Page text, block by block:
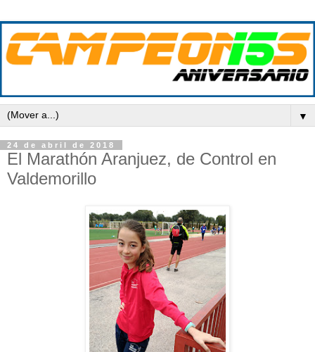
▼
24 de abril de 2018
El Marathón Aranjuez, de Control en
Valdemorillo